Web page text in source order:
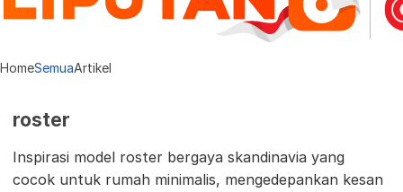
HomeSemuaArtikel
roster
Inspirasi model roster bergaya skandinavia yang
cocok untuk rumah minimalis, mengedepankan kesan